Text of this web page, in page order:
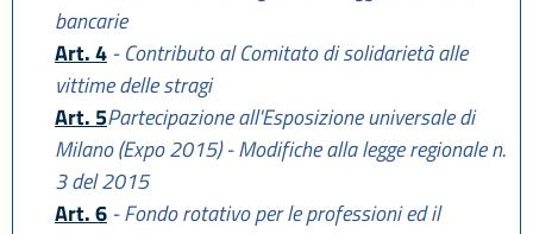
bancarie
Art. 4 - Contributo al Comitato di solidarietà alle
vittime delle stragi
Art. 5Partecipazione all'Esposizione universale di
Milano (Expo 2015) - Modifiche alla legge regionale n.
3 del 2015
Art. 6 - Fondo rotativo per le professioni ed il